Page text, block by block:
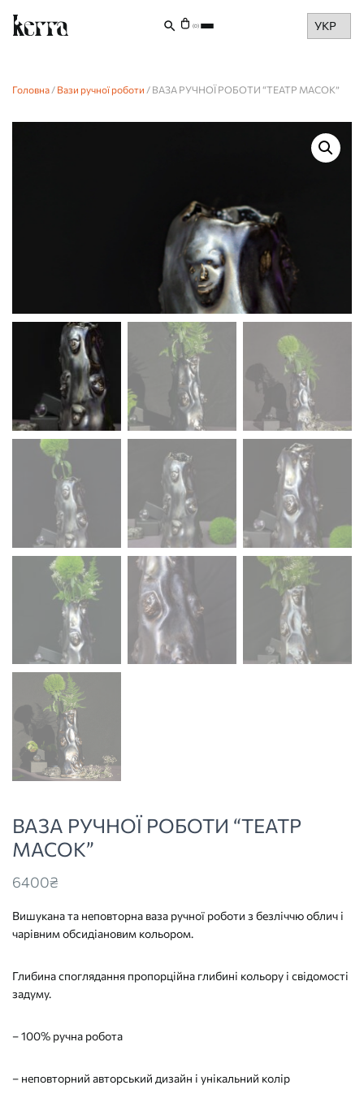
Choose
a
(0)
Головна / Вази ручної роботи / ВАЗА РУЧНОЇ РОБОТИ “ТЕАТР МАСОК”
ВАЗА РУЧНОЇ РОБОТИ “ТЕАТР
МАСОК”
6400₴
Вишукана та неповторна ваза ручної роботи з безліччю облич і
чарівним обсидіановим кольором.
Глибина споглядання пропорційна глибині кольору і свідомості
задуму.
– 100% ручна робота
– неповторний авторський дизайн і унікальний колір